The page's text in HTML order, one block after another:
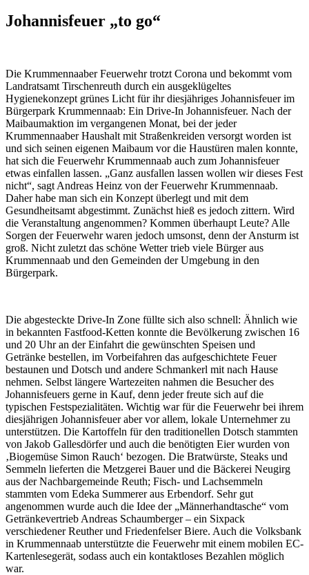
Johannisfeuer „to go“
Die Krummennaaber Feuerwehr trotzt Corona und bekommt vom
Landratsamt Tirschenreuth durch ein ausgeklügeltes
Hygienekonzept grünes Licht für ihr diesjähriges Johannisfeuer im
Bürgerpark Krummennaab: Ein Drive-In Johannisfeuer. Nach der
Maibaumaktion im vergangenen Monat, bei der jeder
Krummennaaber Haushalt mit Straßenkreiden versorgt worden ist
und sich seinen eigenen Maibaum vor die Haustüren malen konnte,
hat sich die Feuerwehr Krummennaab auch zum Johannisfeuer
etwas einfallen lassen. „Ganz ausfallen lassen wollen wir dieses Fest
nicht“, sagt Andreas Heinz von der Feuerwehr Krummennaab.
Daher habe man sich ein Konzept überlegt und mit dem
Gesundheitsamt abgestimmt. Zunächst hieß es jedoch zittern. Wird
die Veranstaltung angenommen? Kommen überhaupt Leute? Alle
Sorgen der Feuerwehr waren jedoch umsonst, denn der Ansturm ist
groß. Nicht zuletzt das schöne Wetter trieb viele Bürger aus
Krummennaab und den Gemeinden der Umgebung in den
Bürgerpark.
Die abgesteckte Drive-In Zone füllte sich also schnell: Ähnlich wie
in bekannten Fastfood-Ketten konnte die Bevölkerung zwischen 16
und 20 Uhr an der Einfahrt die gewünschten Speisen und
Getränke bestellen, im Vorbeifahren das aufgeschichtete Feuer
bestaunen und Dotsch und andere Schmankerl mit nach Hause
nehmen. Selbst längere Wartezeiten nahmen die Besucher des
Johannisfeuers gerne in Kauf, denn jeder freute sich auf die
typischen Festspezialitäten. Wichtig war für die Feuerwehr bei ihrem
diesjährigen Johannisfeuer aber vor allem, lokale Unternehmer zu
unterstützen. Die Kartoffeln für den traditionellen Dotsch stammten
von Jakob Gallesdörfer und auch die benötigten Eier wurden von
‚Biogemüse Simon Rauch‘ bezogen. Die Bratwürste, Steaks und
Semmeln lieferten die Metzgerei Bauer und die Bäckerei Neugirg
aus der Nachbargemeinde Reuth; Fisch- und Lachsemmeln
stammten vom Edeka Summerer aus Erbendorf. Sehr gut
angenommen wurde auch die Idee der „Männerhandtasche“ vom
Getränkevertrieb Andreas Schaumberger – ein Sixpack
verschiedener Reuther und Friedenfelser Biere. Auch die Volksbank
in Krummennaab unterstützte die Feuerwehr mit einem mobilen EC-
Kartenlesegerät, sodass auch ein kontaktloses Bezahlen möglich
war.